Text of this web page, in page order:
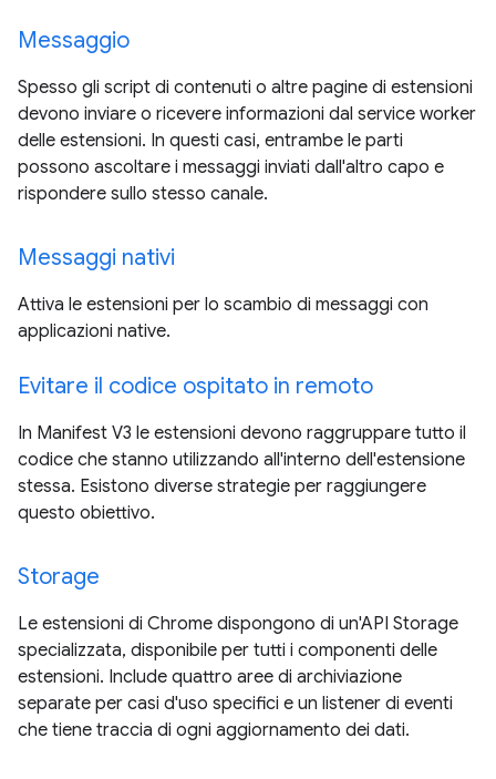
Messaggio
Spesso gli script di contenuti o altre pagine di estensioni
devono inviare o ricevere informazioni dal service worker
delle estensioni. In questi casi, entrambe le parti
possono ascoltare i messaggi inviati dall'altro capo e
rispondere sullo stesso canale.
Messaggi nativi
Attiva le estensioni per lo scambio di messaggi con
applicazioni native.
Evitare il codice ospitato in remoto
In Manifest V3 le estensioni devono raggruppare tutto il
codice che stanno utilizzando all'interno dell'estensione
stessa. Esistono diverse strategie per raggiungere
questo obiettivo.
Storage
Le estensioni di Chrome dispongono di un'API Storage
specializzata, disponibile per tutti i componenti delle
estensioni. Include quattro aree di archiviazione
separate per casi d'uso specifici e un listener di eventi
che tiene traccia di ogni aggiornamento dei dati.